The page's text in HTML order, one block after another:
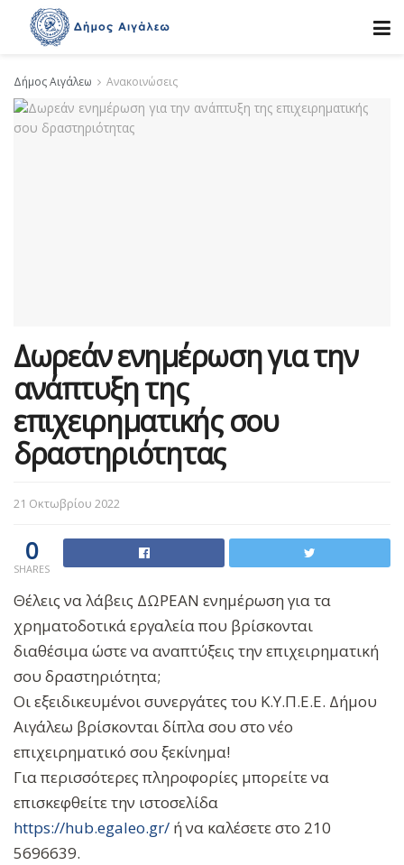
Δήμος Αιγάλεω Ανακοινώσεις
Δωρεάν ενημέρωση για την
ανάπτυξη της
επιχειρηματικής σου
δραστηριότητας
21 Οκτωβρίου 2022
0
SHARES
Θέλεις να λάβεις ΔΩΡΕΑΝ ενημέρωση για τα
χρηματοδοτικά εργαλεία που βρίσκονται
διαθέσιμα ώστε να αναπτύξεις την επιχειρηματική
σου δραστηριότητα;
Οι εξειδικευμένοι συνεργάτες του Κ.Υ.Π.Ε.Ε. Δήμου
Αιγάλεω βρίσκονται δίπλα σου στο νέο
επιχειρηματικό σου ξεκίνημα!
Για περισσότερες πληροφορίες μπορείτε να
επισκεφθείτε την ιστοσελίδα
https://hub.egaleo.gr/ ή να καλέσετε στο 210
5696639.